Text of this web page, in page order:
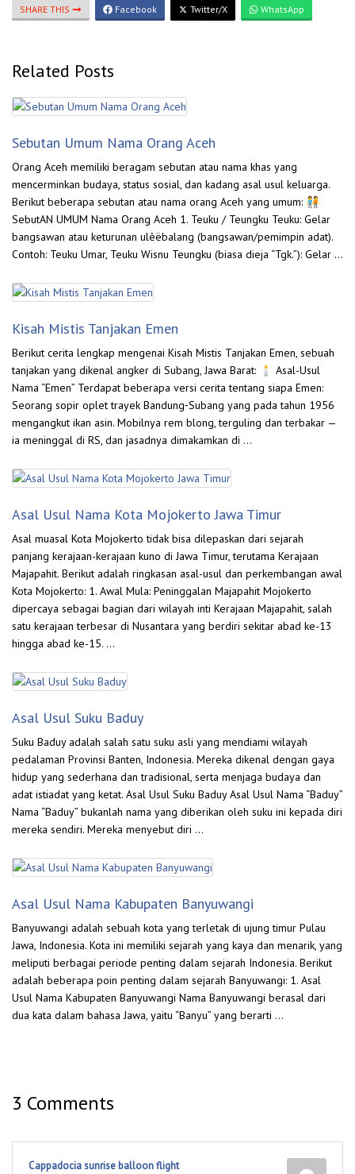
SHARE THIS Facebook Twitter/X WhatsApp
Related Posts
Sebutan Umum Nama Orang Aceh
Orang Aceh memiliki beragam sebutan atau nama khas yang
mencerminkan budaya, status sosial, dan kadang asal usul keluarga.
Berikut beberapa sebutan atau nama orang Aceh yang umum: 🧑‍🤝‍🧑
SebutAN UMUM Nama Orang Aceh 1. Teuku / Teungku Teuku: Gelar
bangsawan atau keturunan ulèëbalang (bangsawan/pemimpin adat).
Contoh: Teuku Umar, Teuku Wisnu Teungku (biasa dieja “Tgk.”): Gelar …
Kisah Mistis Tanjakan Emen
Berikut cerita lengkap mengenai Kisah Mistis Tanjakan Emen, sebuah
tanjakan yang dikenal angker di Subang, Jawa Barat: 🕯️ Asal-Usul
Nama “Emen” Terdapat beberapa versi cerita tentang siapa Emen:
Seorang sopir oplet trayek Bandung‑Subang yang pada tahun 1956
mengangkut ikan asin. Mobilnya rem blong, terguling dan terbakar —
ia meninggal di RS, dan jasadnya dimakamkan di …
Asal Usul Nama Kota Mojokerto Jawa Timur
Asal muasal Kota Mojokerto tidak bisa dilepaskan dari sejarah
panjang kerajaan-kerajaan kuno di Jawa Timur, terutama Kerajaan
Majapahit. Berikut adalah ringkasan asal-usul dan perkembangan awal
Kota Mojokerto: 1. Awal Mula: Peninggalan Majapahit Mojokerto
dipercaya sebagai bagian dari wilayah inti Kerajaan Majapahit, salah
satu kerajaan terbesar di Nusantara yang berdiri sekitar abad ke-13
hingga abad ke-15. …
Asal Usul Suku Baduy
Suku Baduy adalah salah satu suku asli yang mendiami wilayah
pedalaman Provinsi Banten, Indonesia. Mereka dikenal dengan gaya
hidup yang sederhana dan tradisional, serta menjaga budaya dan
adat istiadat yang ketat. Asal Usul Suku Baduy Asal Usul Nama “Baduy”
Nama “Baduy” bukanlah nama yang diberikan oleh suku ini kepada diri
mereka sendiri. Mereka menyebut diri …
Asal Usul Nama Kabupaten Banyuwangi
Banyuwangi adalah sebuah kota yang terletak di ujung timur Pulau
Jawa, Indonesia. Kota ini memiliki sejarah yang kaya dan menarik, yang
meliputi berbagai periode penting dalam sejarah Indonesia. Berikut
adalah beberapa poin penting dalam sejarah Banyuwangi: 1. Asal
Usul Nama Kabupaten Banyuwangi Nama Banyuwangi berasal dari
dua kata dalam bahasa Jawa, yaitu “Banyu” yang berarti …
3 Comments
Cappadocia sunrise balloon flight